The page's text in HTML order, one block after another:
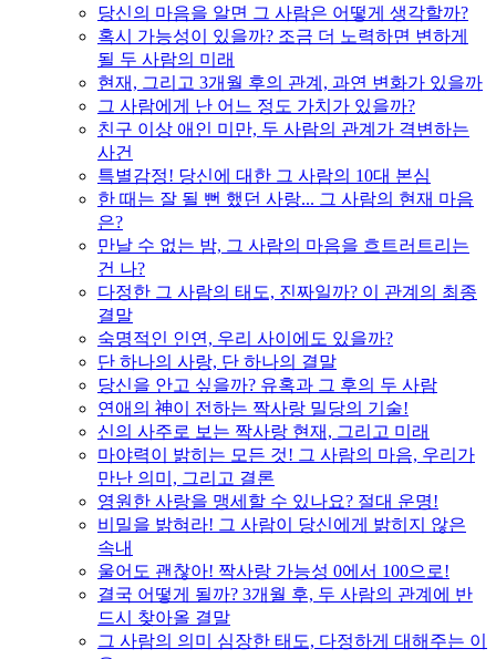
당신의 마음을 알면 그 사람은 어떻게 생각할까?
혹시 가능성이 있을까? 조금 더 노력하면 변하게
될 두 사람의 미래
현재, 그리고 3개월 후의 관계, 과연 변화가 있을까
그 사람에게 난 어느 정도 가치가 있을까?
친구 이상 애인 미만, 두 사람의 관계가 격변하는
사건
특별감정! 당신에 대한 그 사람의 10대 본심
한 때는 잘 될 뻔 했던 사랑... 그 사람의 현재 마음
은?
만날 수 없는 밤, 그 사람의 마음을 흐트러트리는
건 나?
다정한 그 사람의 태도, 진짜일까? 이 관계의 최종
결말
숙명적인 인연, 우리 사이에도 있을까?
단 하나의 사랑, 단 하나의 결말
당신을 안고 싶을까? 유혹과 그 후의 두 사람
연애의 神이 전하는 짝사랑 밀당의 기술!
신의 사주로 보는 짝사랑 현재, 그리고 미래
마야력이 밝히는 모든 것! 그 사람의 마음, 우리가
만난 의미, 그리고 결론
영원한 사랑을 맹세할 수 있나요? 절대 운명!
비밀을 밝혀라! 그 사람이 당신에게 밝히지 않은
속내
울어도 괜찮아! 짝사랑 가능성 0에서 100으로!
결국 어떻게 될까? 3개월 후, 두 사람의 관계에 반
드시 찾아올 결말
그 사람의 의미 심장한 태도, 다정하게 대해주는 이